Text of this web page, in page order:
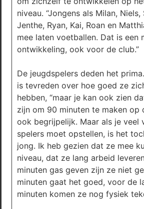
niveau. “Jongens als Milan, Niels,
Jenthe, Ryan, Kai, Roan en
mee laten voetballen. Dat is een
ontwikkeling, ook voor de club.”
De jeugdspelers deden het
is tevreden over hoe goed ze
hebben, “maar je kan ook zien
zijn om 90 minuten te maken op
ook begrijpelijk. Maar als je veel
spelers moet opstellen, is het
jong. Ik heb gezien dat ze mee
niveau, dat ze lang arbeid
minuten gas geven zijn ze niet
minuten gaat het goed, voor de
minuten komen ze nog fysiek